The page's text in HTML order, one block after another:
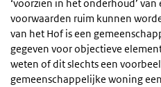
‘voorzien in het onderhoud’
voorwaarden ruim kunnen
van het Hof is een
gegeven voor objectieve
weten of dit slechts een
gemeenschappelijke woning